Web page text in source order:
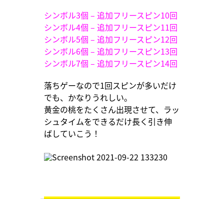
シンボル3個 – 追加フリースピン10回
シンボル4個 – 追加フリースピン11回
シンボル5個 – 追加フリースピン12回
シンボル6個 – 追加フリースピン13回
シンボル7個 – 追加フリースピン14回
落ちゲーなので1回スピンが多いだけ
でも、かなりうれしい。
黄金の桃をたくさん出現させて、ラッ
シュタイムをできるだけ長く引き伸
ばしていこう！